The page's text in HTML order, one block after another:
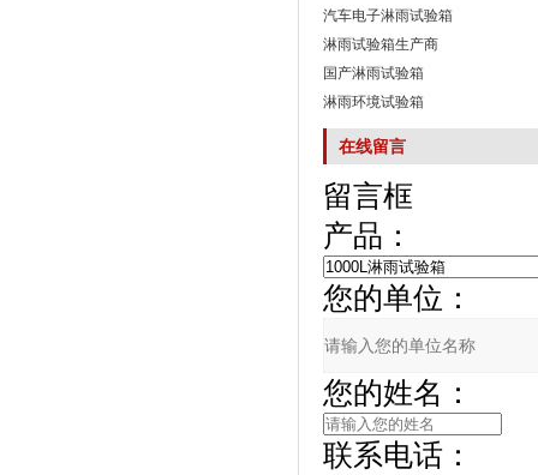
汽车电子淋雨试验箱
淋雨试验箱生产商
国产淋雨试验箱
淋雨环境试验箱
在线留言
留言框
产品：
您的单位：
您的姓名：
联系电话：